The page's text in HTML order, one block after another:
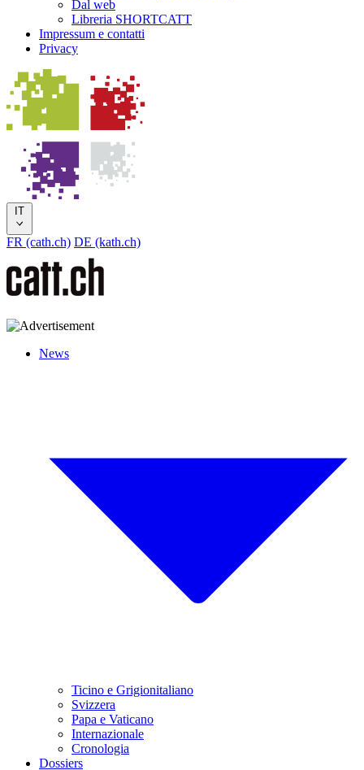
Dal web
Libreria SHORTCATT
Impressum e contatti
Privacy
IT
FR (cath.ch) DE (kath.ch)
News
Ticino e Grigionitaliano
Svizzera
Papa e Vaticano
Internazionale
Cronologia
Dossiers